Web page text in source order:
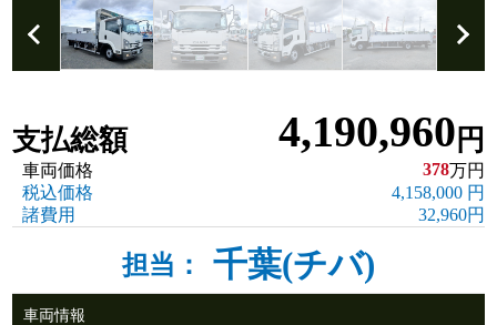
支払総額 4,190,960 円
車両価格 378万円
税込価格
4,158,000 円
諸費用
32,960円
担当： 千葉(チバ)
車両情報